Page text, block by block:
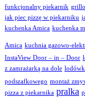
funkcjonalny piekarnik
jak piec pizzę w piekarniku
kuchenka Amica kuchenka
Amica kuchnia gazowo-
InstaView Door – in – Door
z zamrażarką na dole
podszafkowego montaż
pizza z piekarnika pralka